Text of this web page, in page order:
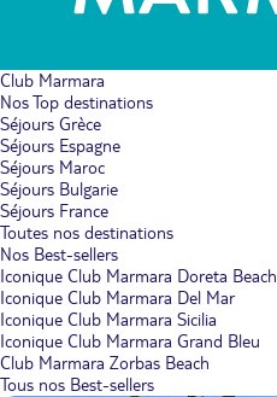
Club Marmara
Nos Top destinations
Séjours Grèce
Séjours Espagne
Séjours Maroc
Séjours Bulgarie
Séjours France
Toutes nos destinations
Nos Best-sellers
Iconique Club Marmara Doreta Beach
Iconique Club Marmara Del Mar
Iconique Club Marmara Sicilia
Iconique Club Marmara Grand Bleu
Club Marmara Zorbas Beach
Tous nos Best-sellers